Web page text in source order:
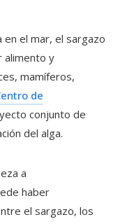
en el mar, el sargazo
alimento y
mamíferos,
de
conjunto de
del alga.
a
haber
el sargazo, los